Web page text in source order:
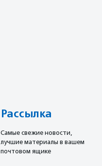
Рассылка
Cамые свежие новости,
лучшие материалы в вашем
почтовом ящике